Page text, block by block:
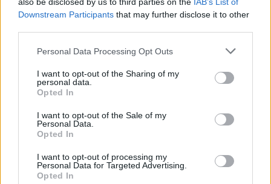
Downstream Participants that may further disclose it to other
Personal Data Processing Opt Outs
I want to opt-out of the Sharing of my
personal data.
Opted In
I want to opt-out of the Sale of my
Personal Data.
Opted In
I want to opt-out of processing my
Personal Data for Targeted Advertising.
Opted In